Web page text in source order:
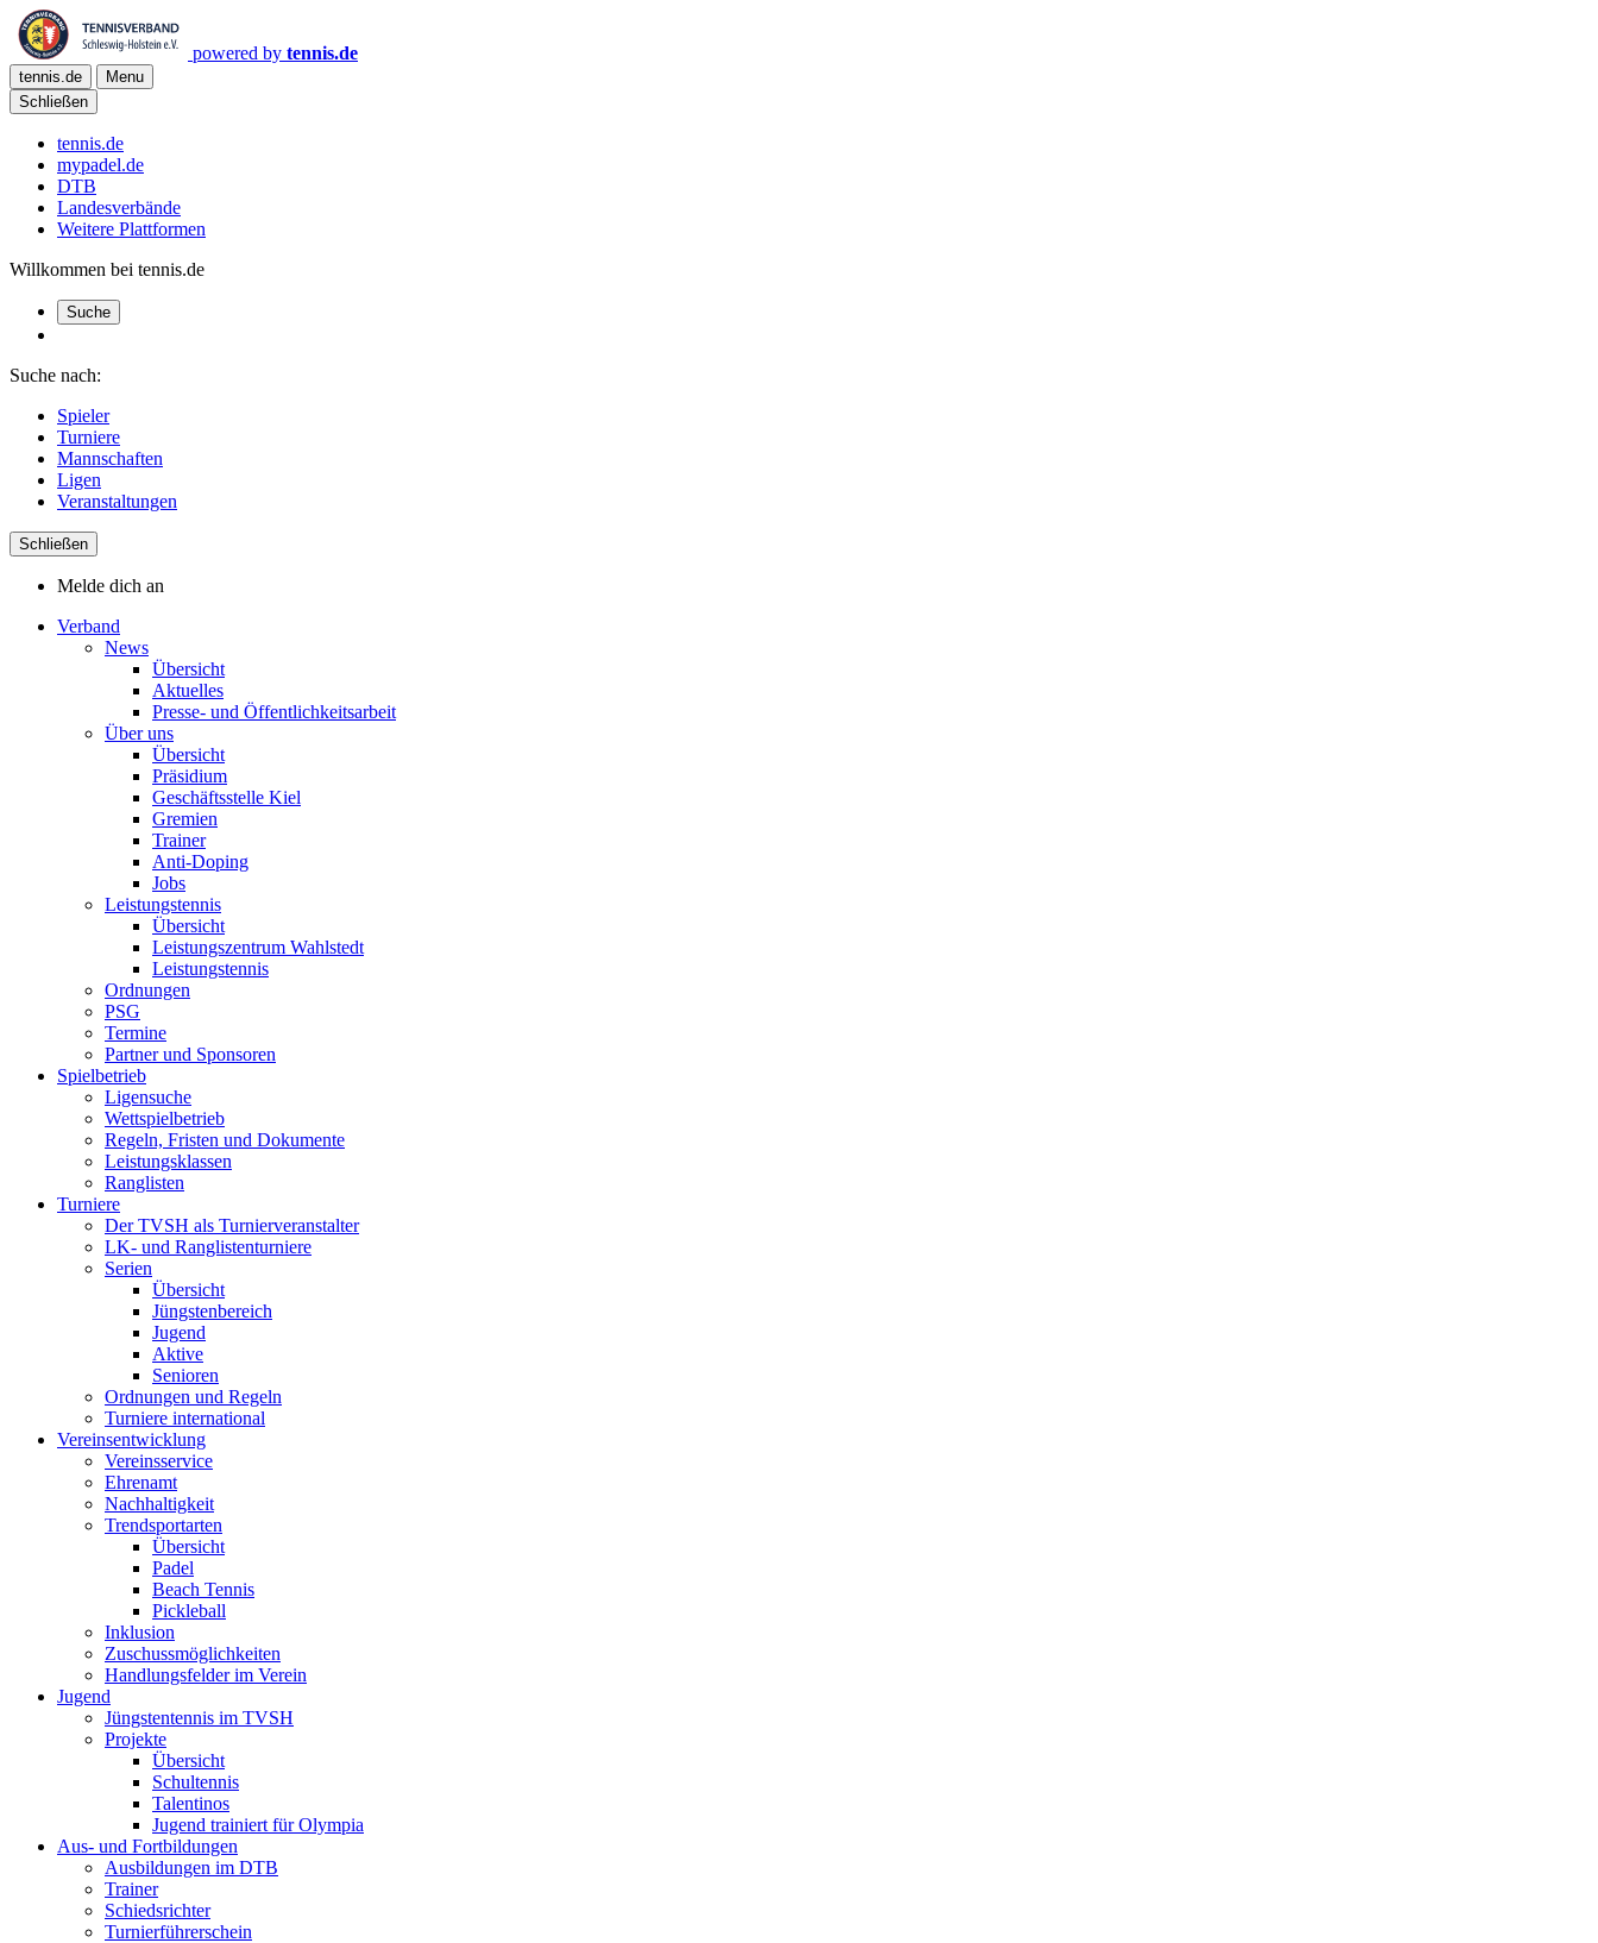
powered by tennis.de
tennis.de
Menu
Schließen
tennis.de
mypadel.de
DTB
Landesverbände
Weitere Plattformen
Willkommen bei tennis.de
Suche
Suche nach:
Spieler
Turniere
Mannschaften
Ligen
Veranstaltungen
Schließen
Melde dich an
Verband
News
Übersicht
Aktuelles
Presse- und Öffentlichkeitsarbeit
Über uns
Übersicht
Präsidium
Geschäftsstelle Kiel
Gremien
Trainer
Anti-Doping
Jobs
Leistungstennis
Übersicht
Leistungszentrum Wahlstedt
Leistungstennis
Ordnungen
PSG
Termine
Partner und Sponsoren
Spielbetrieb
Ligensuche
Wettspielbetrieb
Regeln, Fristen und Dokumente
Leistungsklassen
Ranglisten
Turniere
Der TVSH als Turnierveranstalter
LK- und Ranglistenturniere
Serien
Übersicht
Jüngstenbereich
Jugend
Aktive
Senioren
Ordnungen und Regeln
Turniere international
Vereinsentwicklung
Vereinsservice
Ehrenamt
Nachhaltigkeit
Trendsportarten
Übersicht
Padel
Beach Tennis
Pickleball
Inklusion
Zuschussmöglichkeiten
Handlungsfelder im Verein
Jugend
Jüngstentennis im TVSH
Projekte
Übersicht
Schultennis
Talentinos
Jugend trainiert für Olympia
Aus- und Fortbildungen
Ausbildungen im DTB
Trainer
Schiedsrichter
Turnierführerschein